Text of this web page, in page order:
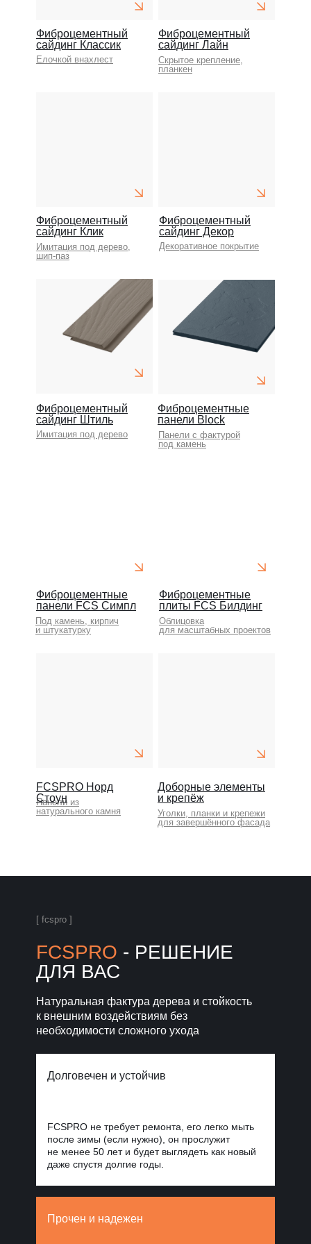
Панели из
натурального камня
FCSPRO
FCSPRO Норд
Стоун
Уголки, планки, откосы
для завершённого фасада
Уголки, планки и крепежи
для завершённого фасада
Доборные элементы
и крепёж
Под камень, кирпич
и штукатурку
Фиброцементные
панели FCS Симпл
Облицовка
для масштабных проектов
Облицовка
проектов
Фиброцементные
плиты FCS Билдинг
Фиброцементные
панели Block
Панели с фактурой
под камень
Фиброцементные
панели Стоун
Блок
Имитация под дерево
Фиброцементный
сайдинг Штиль
Декоративное покрытие
Фиброцементный
сайдинг Декор
Имитация под дерево,
шип-паз
Фиброцементный
сайдинг Клик
Скрытое крепление,
планкен
Фиброцементный
сайдинг Лайн
Елочкой внахлест
Фиброцементный
сайдинг Классик
[ fcspro ]
Натуральная фактура дерева и стойкость
к внешним воздействиям без
необходимости сложного ухода
FCSPRO - РЕШЕНИЕ
ДЛЯ ВАС
Прочен и надежен
Долговечен и устойчив
FCSPRO не требует ремонта, его легко мыть
после зимы (если нужно), он прослужит
не менее 50 лет и будет выглядеть как новый
даже спустя долгие годы.